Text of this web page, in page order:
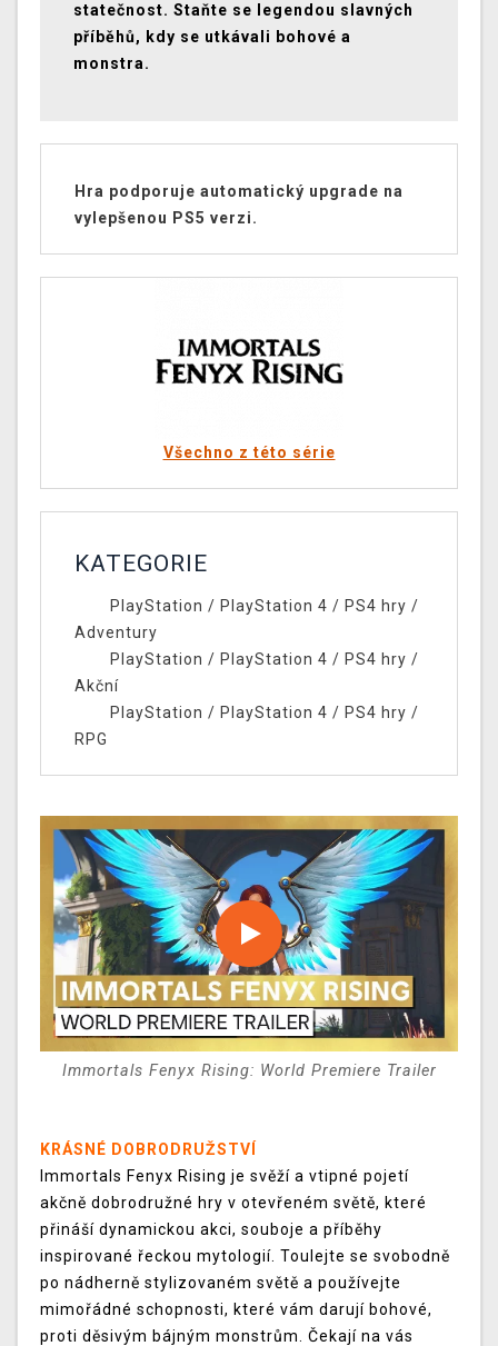
statečnost. Staňte se legendou slavných
příběhů, kdy se utkávali bohové a
monstra.
Hra podporuje automatický upgrade na
vylepšenou PS5 verzi.
Všechno z této série
KATEGORIE
PlayStation / PlayStation 4 / PS4 hry /
Adventury
PlayStation / PlayStation 4 / PS4 hry /
Akční
PlayStation / PlayStation 4 / PS4 hry /
RPG
Immortals Fenyx Rising: World Premiere Trailer
KRÁSNÉ DOBRODRUŽSTVÍ
Immortals Fenyx Rising je svěží a vtipné pojetí
akčně dobrodružné hry v otevřeném světě, které
přináší dynamickou akci, souboje a příběhy
inspirované řeckou mytologií. Toulejte se svobodně
po nádherně stylizovaném světě a používejte
mimořádné schopnosti, které vám darují bohové,
proti děsivým bájným monstrům. Čekají na vás